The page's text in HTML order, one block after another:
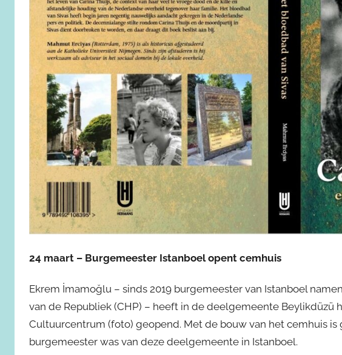
24 maart – Burgemeester Istanboel opent cemhuis
Ekrem İmamoğlu – sinds 2019 burgemeester van Istanboel
van de Republiek (CHP) – heeft in de deelgemeente Beylikdüzü
Cultuurcentrum (foto) geopend. Met de bouw van het cemhuis
burgemeester was van deze deelgemeente in Istanboel.